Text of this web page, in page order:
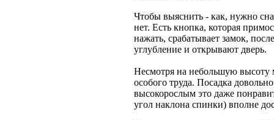
Чтобы выяснить - как, нужно
нет. Есть кнопка, которая
нажать, срабатывает замок,
углубление и открывают дверь.
Несмотря на небольшую высоту
особого труда. Посадка
высокорослым это даже
угол наклона спинки) вполне